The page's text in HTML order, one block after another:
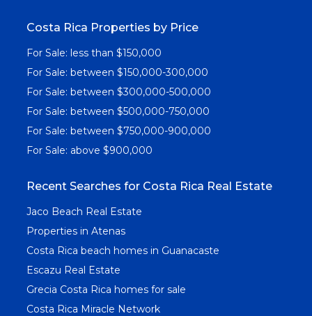
Costa Rica Properties by Price
For Sale: less than $150,000
For Sale: between $150,000-300,000
For Sale: between $300,000-500,000
For Sale: between $500,000-750,000
For Sale: between $750,000-900,000
For Sale: above $900,000
Recent Searches for Costa Rica Real Estate
Jaco Beach Real Estate
Properties in Atenas
Costa Rica beach homes in Guanacaste
Escazu Real Estate
Grecia Costa Rica homes for sale
Costa Rica Miracle Network